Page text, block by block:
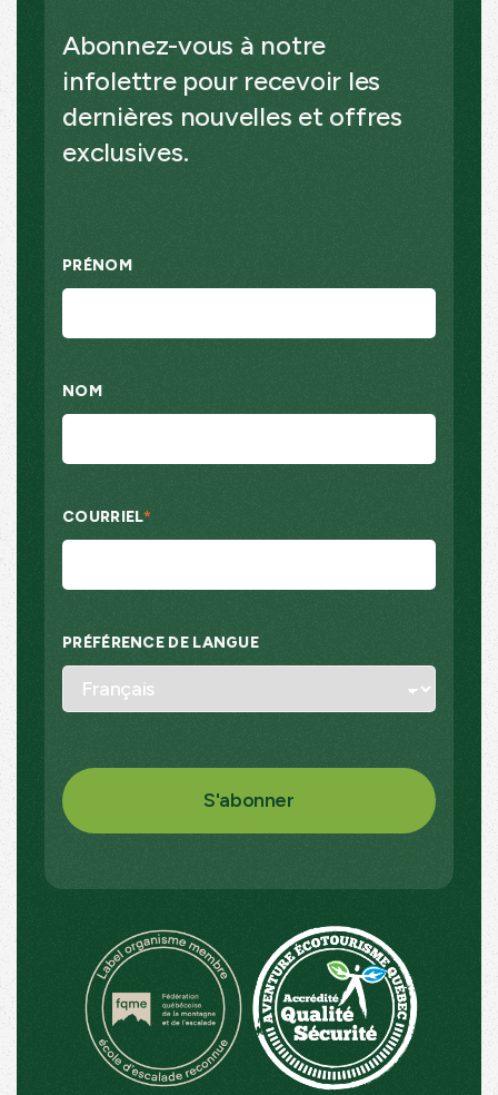
Abonnez-vous à notre
infolettre pour recevoir les
dernières nouvelles et offres
exclusives.
PRÉNOM
NOM
COURRIEL*
PRÉFÉRENCE DE LANGUE